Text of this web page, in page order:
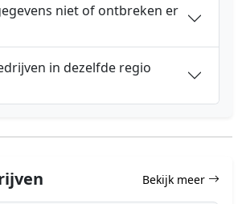
niet of ontbreken er
in dezelfde regio
Bekijk meer